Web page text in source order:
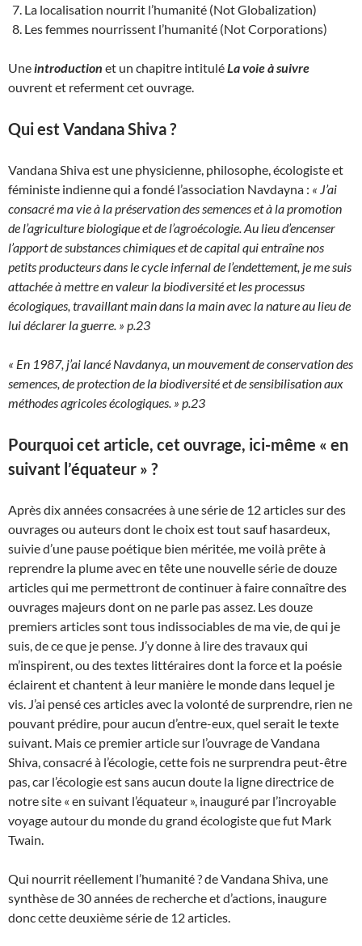
La localisation nourrit l’humanité (Not Globalization)
Les femmes nourrissent l’humanité (Not Corporations)
Uneintroduction et un chapitre intituléLa voie à suivre
ouvrent et referment cet ouvrage.
Qui est Vandana Shiva ?
Vandana Shiva est une physicienne, philosophe, écologiste et
féministe indienne qui a fondé l’association Navdayna : « J’ai
consacré ma vie à la préservation des semences et à la promotion
de l’agriculture biologique et de l’agroécologie. Au lieu d’encenser
l’apport de substances chimiques et de capital qui entraîne nos
petits producteurs dans le cycle infernal de l’endettement, je me suis
attachée à mettre en valeur la biodiversité et les processus
écologiques, travaillant main dans la main avec la nature au lieu de
lui déclarer la guerre. » p.23
« En 1987, j’ai lancé Navdanya, un mouvement de conservation des
semences, de protection de la biodiversité et de sensibilisation aux
méthodes agricoles écologiques. » p.23
Pourquoi cet article, cet ouvrage, ici-même « en
suivant l’équateur » ?
Après dix années consacrées à une série de 12 articles sur des
ouvrages ou auteurs dont le choix est tout sauf hasardeux,
suivie d’une pause poétique bien méritée, me voilà prête à
reprendre la plume avec en tête une nouvelle série de douze
articles qui me permettront de continuer à faire connaître des
ouvrages majeurs dont on ne parle pas assez. Les douze
premiers articles sont tous indissociables de ma vie, de qui je
suis, de ce que je pense. J’y donne à lire des travaux qui
m’inspirent, ou des textes littéraires dont la force et la poésie
éclairent et chantent à leur manière le monde dans lequel je
vis. J’ai pensé ces articles avec la volonté de surprendre, rien ne
pouvant prédire, pour aucun d’entre-eux, quel serait le texte
suivant. Mais ce premier article sur l’ouvrage de Vandana
Shiva, consacré à l’écologie, cette fois ne surprendra peut-être
pas, car l’écologie est sans aucun doute la ligne directrice de
notre site « en suivant l’équateur », inauguré par l’incroyable
voyage autour du monde du grand écologiste que fut Mark
Twain.
Qui nourrit réellement l’humanité ? de Vandana Shiva, une
synthèse de 30 années de recherche et d’actions, inaugure
donc cette deuxième série de 12 articles.